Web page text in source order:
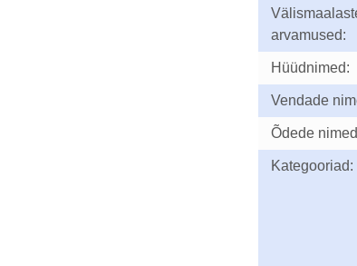
arvamused:
Hüüdnimed:
Vendade
Õdede
Kategooriad: